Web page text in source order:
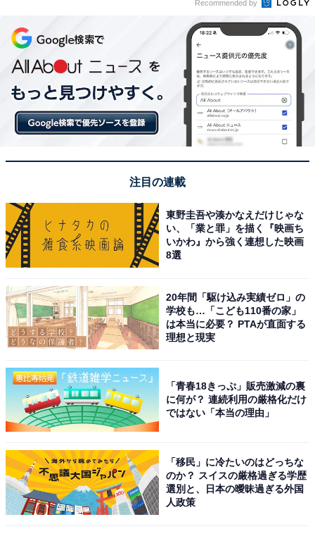
第2位は、山田貴敏さんによる同名漫画が原作の『Dr.コ
トー診療所』シリーズ。2003年にフジテレビ系で放送さ
れ、2006年に続編となるシーズンの放送を経て、2022年
には映画化作品も公開されました。沖縄の離島・志木那
村で離島医療に奮闘する主人公・五島健助を吉岡秀隆さ
んが演じています。
回答者からは、「ドラマから映画へ時を経たからこその
深みを感じた。まだ続いて欲しい（58歳女性）」「ドラ
マ放送から20年近く経って再び新作が作られましたが、
当時と変わらないキャストと役柄に続けてほしいと思え
る作品です（39歳女性）」「先日映画化されてて、何年
も経った後でも配役が変わらないので北の国からシリー
ズのように長寿化しそうだと思いました（50歳女性）」
じたとの声が寄せられました。
また、「地域医療の難しさや土地の人々とのつながりの
性）」「過疎地医療は日本の課題だから（56歳女性）」
「島の人と寄り添うコトー先生はいつの時代になっても
みんなが見たいと思うから（53歳女性）」など、日本医
てほしいとの声もありました。
Recommended by
注目の連載
東野圭吾や湊かなえだけじゃな
い、「業と罪」を描く『映画ち
いかわ』から強く連想した映画
8選
20年間「駆け込み実績ゼロ」の
学校も…「こども110番の家」
は本当に必要？ PTAが直面する
理想と現実
「青春18きっぷ」販売激減の裏
に何が？ 連続利用の厳格化だけ
ではない「本当の理由」
「移民」に冷たいのはどっちな
のか？ スイスの厳格過ぎる学歴
選別と、日本の曖昧過ぎる外国
人政策